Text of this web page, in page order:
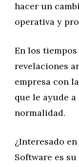
hacer un
operativa y
En los
revelaciones
empresa con
que le ayude
normalidad.
¿Interesado
Software es